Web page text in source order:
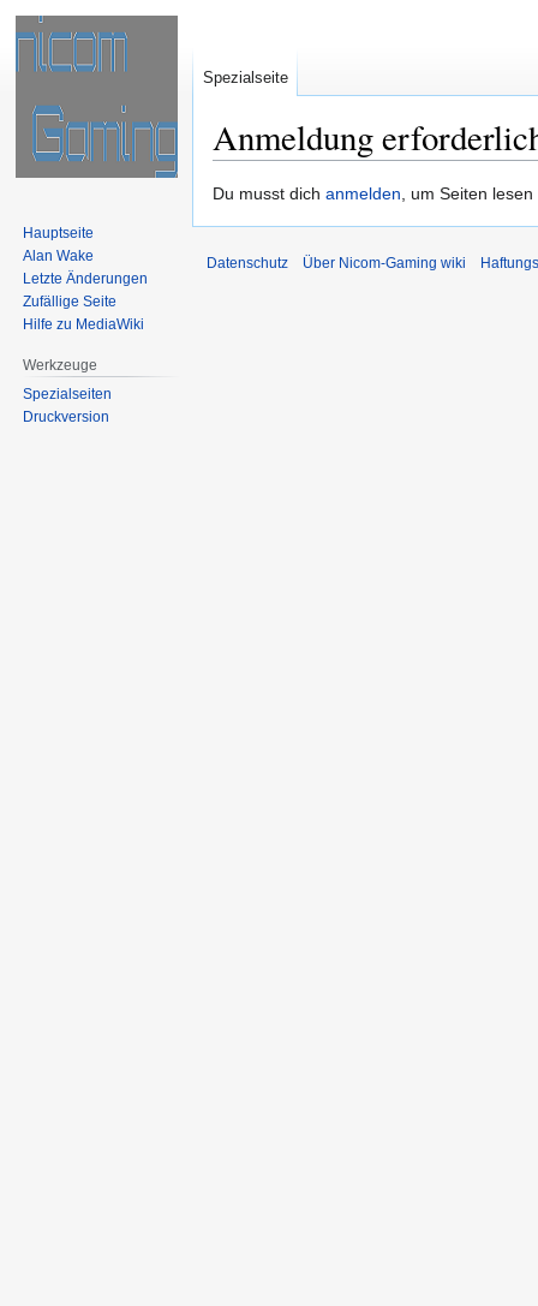
Anmeldung
Zur
Zur
Du musst dich anmelden, um Seiten
Spezialseite
Hauptseite
Alan Wake
Letzte Änderungen
Zufällige Seite
Hilfe zu MediaWiki
Werkzeuge
Spezialseiten
Druckversion
Datenschutz Über Nicom-Gaming wiki